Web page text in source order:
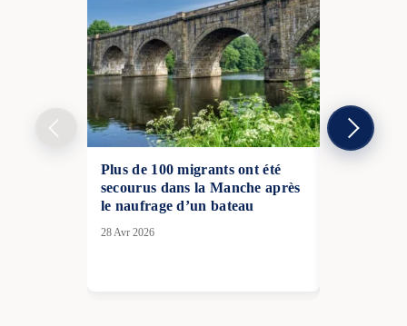
Plus de 100 migrants ont été
secourus dans la Manche après
le naufrage d’un bateau
28 Avr 2026